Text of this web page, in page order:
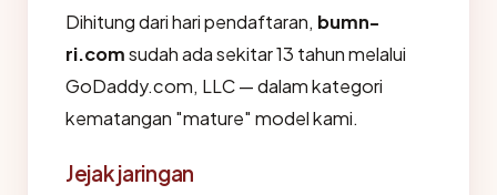
Dihitung dari hari pendaftaran, bumn-
ri.comsudah ada sekitar 13 tahun melalui
GoDaddy.com, LLC — dalam kategori
kematangan "mature" model kami.
Jejak jaringan